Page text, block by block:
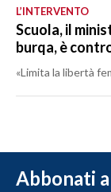
L’INTERVENTO
Scuola, il
burqa, è
«Limita la libertà
Abbonati a